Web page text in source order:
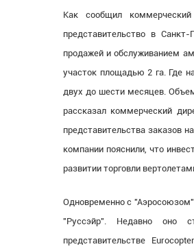
Как сообщил
представительство в
продажей и обслуживанием
участок площадью 2 га. Где
двух до шести месяцев.
рассказал коммерческий
представительства заказов
компании пояснили, что
развитии торговли
Одновременно с "Аэросоюзом"
"Руссэйр". Недавно оно
представительстве